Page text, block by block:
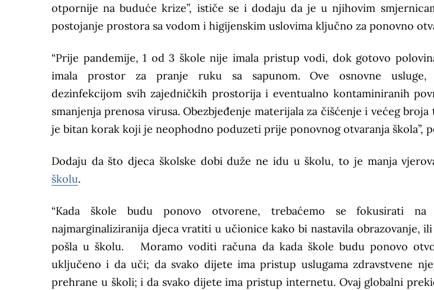
otpornije na buduće krize”, ističe se i dodaju da je u njihovim
postojanje prostora sa vodom i higijenskim uslovima ključno za ponovno
“Prije pandemije, 1 od 3 škole nije imala pristup vodi, dok gotovo
imala prostor za pranje ruku sa sapunom. Ove osnovne
dezinfekcijom svih zajedničkih prostorija i eventualno kontaminiranih
smanjenja prenosa virusa. Obezbjeđenje materijala za čišćenje i većeg
je bitan korak koji je neophodno poduzeti prije ponovnog otvaranja škola”,
Dodaju da što djeca školske dobi duže ne idu u školu, to je manja
školu.
“Kada škole budu ponovo otvorene, trebaćemo se fokusirati
najmarginaliziranija djeca vratiti u učionice kako bi nastavila obrazovanje,
pošla u školu. Moramo voditi računa da kada škole budu ponovo
uključeno i da uči; da svako dijete ima pristup uslugama zdravstvene
prehrane u školi; i da svako dijete ima pristup internetu. Ovaj globalni